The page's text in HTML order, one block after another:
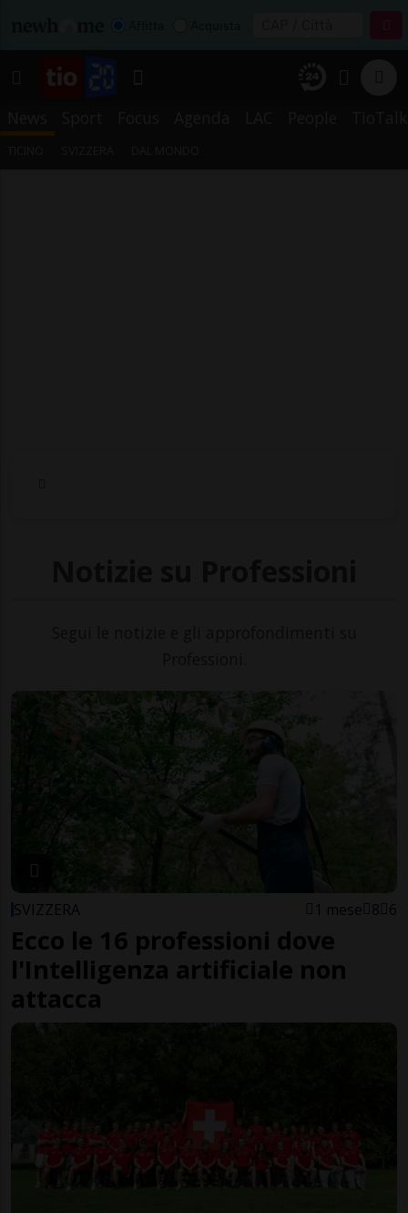
SVIZZERA 1 mese 8 6
Ecco le 16 professioni dove
l'Intelligenza artificiale non
attacca